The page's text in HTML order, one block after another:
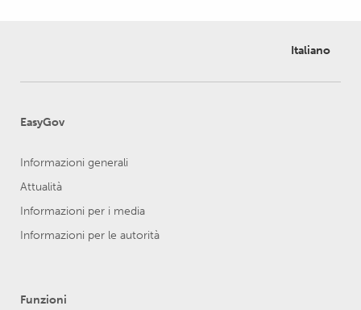
Italiano
EasyGov
Informazioni generali
Attualità
Informazioni per i media
Informazioni per le autorità
Funzioni